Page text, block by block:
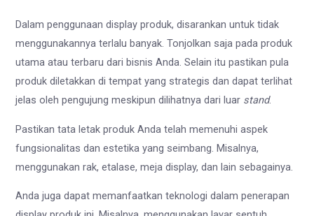
Dalam penggunaan display produk, disarankan untuk tidak
menggunakannya terlalu banyak. Tonjolkan saja pada produk
utama atau terbaru dari bisnis Anda. Selain itu pastikan pula
produk diletakkan di tempat yang strategis dan dapat terlihat
jelas oleh pengujung meskipun dilihatnya dari luar stand.
Pastikan tata letak produk Anda telah memenuhi aspek
fungsionalitas dan estetika yang seimbang. Misalnya,
menggunakan rak, etalase, meja display, dan lain sebagainya.
Anda juga dapat memanfaatkan teknologi dalam penerapan